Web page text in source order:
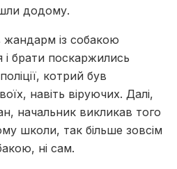
додому.
із собакою
і брати поскаржились
котрий був
навіть віруючих. Далі,
начальник викликав того
школи, так більше зовсім
ні сам.